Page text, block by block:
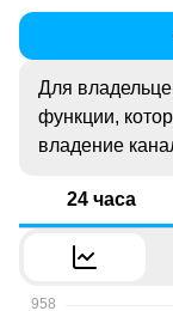
Для
функции,
владение
24 часа